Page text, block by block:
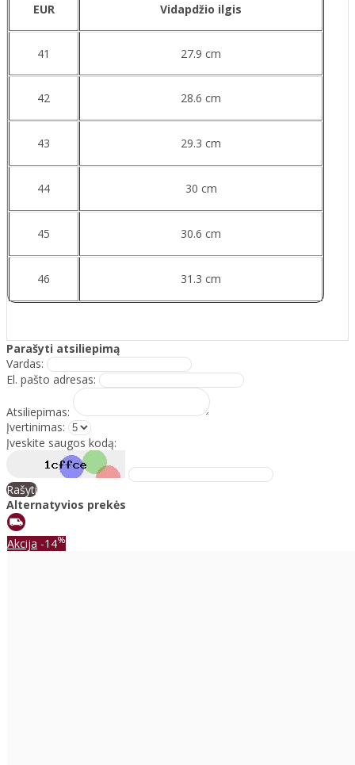
EUR Vidapdžio ilgis
41 27.9 cm
42 28.6 cm
43 29.3 cm
44 30 cm
45 30.6 cm
46 31.3 cm
Parašyti atsiliepimą
Vardas:
El. pašto adresas:
Atsiliepimas:
Įvertinimas:
Įveskite saugos kodą:
Rašyti
Alternatyvios prekės
Akcija -14%